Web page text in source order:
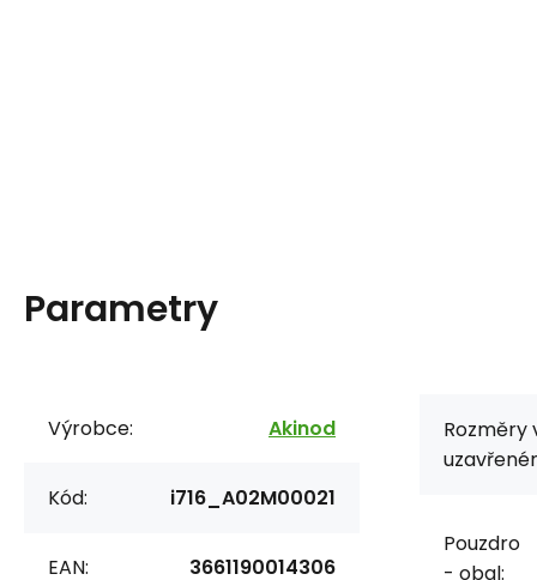
Parametry
Výrobce: Akinod
Kód: i716_A02M00021
EAN: 3661190014306
Rozměry
Pouzdro
- obal: